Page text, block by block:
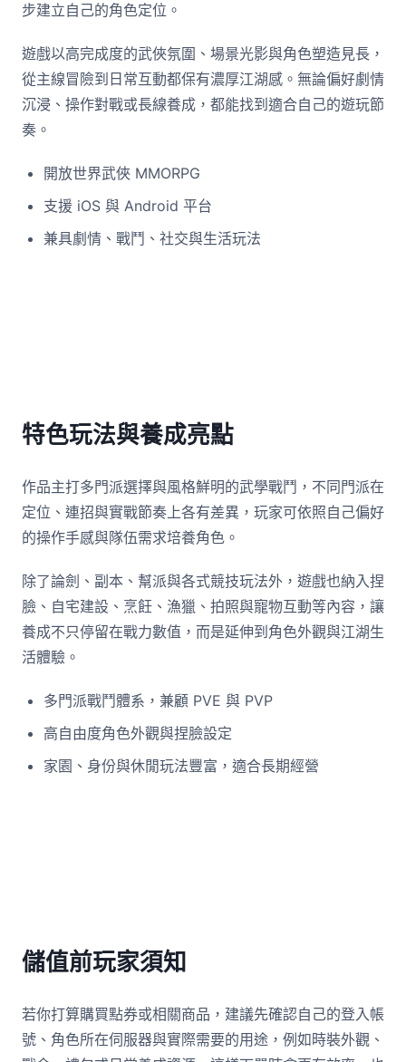
步建立自己的角色定位。
遊戲以高完成度的武俠氛圍、場景光影與角色塑造見長，
從主線冒險到日常互動都保有濃厚江湖感。無論偏好劇情
沉浸、操作對戰或長線養成，都能找到適合自己的遊玩節
奏。
開放世界武俠 MMORPG
支援 iOS 與 Android 平台
兼具劇情、戰鬥、社交與生活玩法
特色玩法與養成亮點
作品主打多門派選擇與風格鮮明的武學戰鬥，不同門派在
定位、連招與實戰節奏上各有差異，玩家可依照自己偏好
的操作手感與隊伍需求培養角色。
除了論劍、副本、幫派與各式競技玩法外，遊戲也納入捏
臉、自宅建設、烹飪、漁獵、拍照與寵物互動等內容，讓
養成不只停留在戰力數值，而是延伸到角色外觀與江湖生
活體驗。
多門派戰鬥體系，兼顧 PVE 與 PVP
高自由度角色外觀與捏臉設定
家園、身份與休閒玩法豐富，適合長期經營
儲值前玩家須知
若你打算購買點券或相關商品，建議先確認自己的登入帳
號、角色所在伺服器與實際需要的用途，例如時裝外觀、